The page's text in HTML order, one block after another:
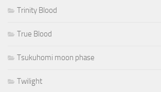
Trinity Blood
True Blood
Tsukuhomi moon phase
Twilight